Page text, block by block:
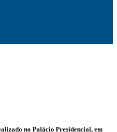
no Palácio Presidencial, em